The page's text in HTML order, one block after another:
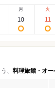
月
10
火
11
、 料理旅館・オー